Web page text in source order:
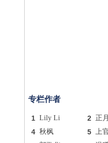
专栏作者
1 Lily Li 2 正
4 秋枫 5 上